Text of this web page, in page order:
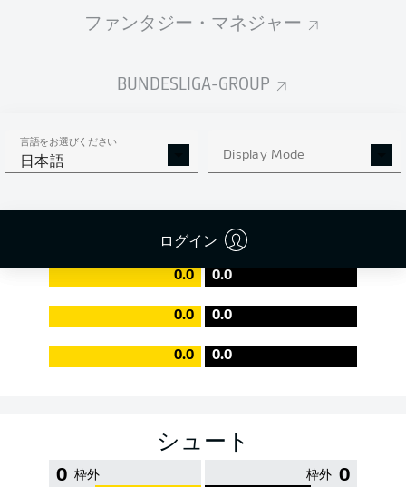
ファンタジー・マネジャー
BUNDESLIGA-GROUP
言語をお選びください
日本語 Display Mode
ログイン
0
0 % 成功率 0 %
PASS EFFICIENCY
0.0 0.0
0.0 0.0
0.0 0.0
シュート
0 枠外 0
枠外